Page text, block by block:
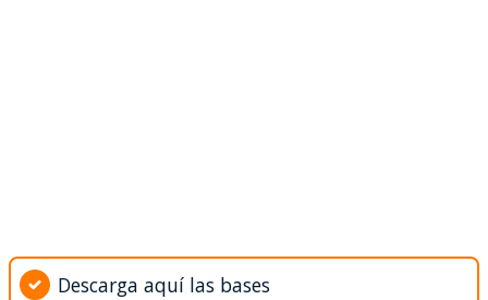
Descarga aquí las bases